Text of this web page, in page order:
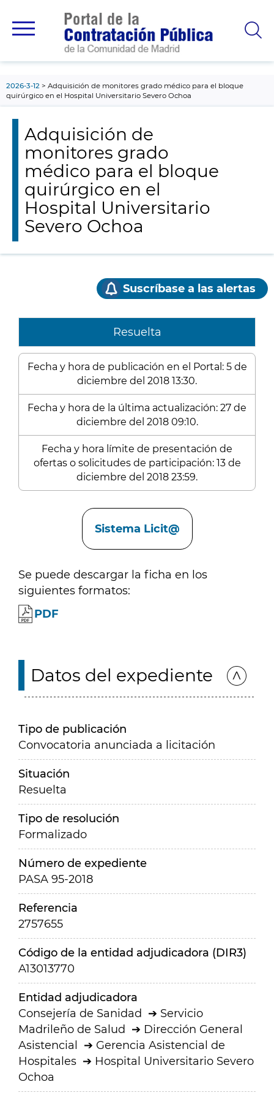
principal
2026-3-12
Adquisición de monitores grado médico para el bloque
quirúrgico en el Hospital Universitario Severo Ochoa
Adquisición de
monitores grado
médico para el bloque
quirúrgico en el
Hospital Universitario
Severo Ochoa
Suscríbase a las alertas
Resuelta
Fecha y hora de publicación en el Portal: 5 de
diciembre del 2018 13:30.
Fecha y hora de la última actualización: 27 de
diciembre del 2018 09:10.
Fecha y hora límite de presentación de
ofertas o solicitudes de participación: 13 de
diciembre del 2018 23:59.
Sistema Licit@
Se puede descargar la ficha en los
siguientes formatos:
PDF
Datos del expediente
Tipo de publicación
Convocatoria anunciada a licitación
Situación
Resuelta
Tipo de resolución
Formalizado
Número de expediente
PASA 95-2018
Referencia
2757655
Código de la entidad adjudicadora (DIR3)
A13013770
Entidad adjudicadora
Consejería de Sanidad
Servicio
Madrileño de Salud
Dirección General
Asistencial
Gerencia Asistencial de
Hospitales
Hospital Universitario Severo
Ochoa